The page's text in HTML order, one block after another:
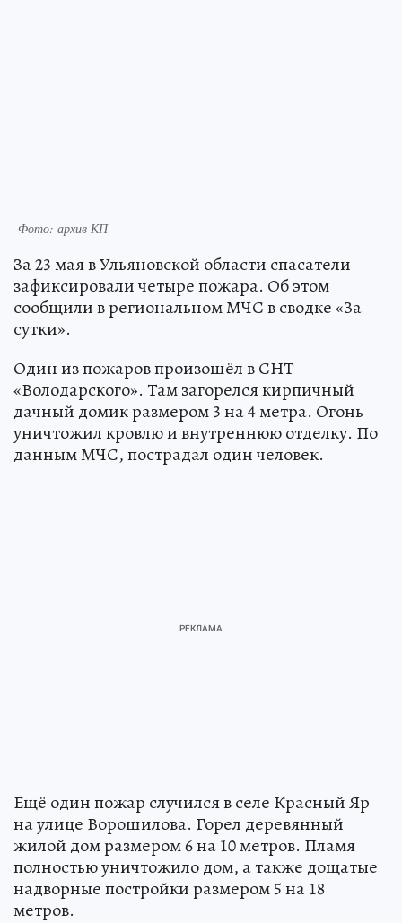
Фото: архив КП
За 23 мая в Ульяновской области спасатели
зафиксировали четыре пожара. Об этом
сообщили в региональном МЧС в сводке «За
сутки».
Один из пожаров произошёл в СНТ
«Володарского». Там загорелся кирпичный
дачный домик размером 3 на 4 метра. Огонь
уничтожил кровлю и внутреннюю отделку. По
данным МЧС, пострадал один человек.
Ещё один пожар случился в селе Красный Яр
на улице Ворошилова. Горел деревянный
жилой дом размером 6 на 10 метров. Пламя
полностью уничтожило дом, а также дощатые
надворные постройки размером 5 на 18
метров.